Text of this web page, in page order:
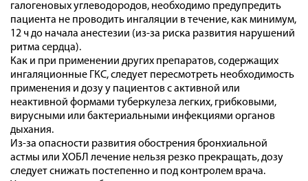
галогеновых углеводородов, необходимо предупредить
пациента не проводить ингаляции в течение, как минимум,
12 ч до начала анестезии (из-за риска развития нарушений
ритма сердца).
Как и при применении других препаратов, содержащих
ингаляционные ГКС, следует пересмотреть необходимость
применения и дозу у пациентов с активной или
неактивной формами туберкулеза легких, грибковыми,
вирусными или бактериальными инфекциями органов
дыхания.
Из-за опасности развития обострения бронхиальной
астмы или ХОБЛ лечение нельзя резко прекращать, дозу
следует снижать постепенно и под контролем врача.